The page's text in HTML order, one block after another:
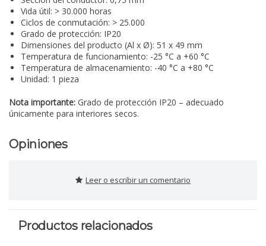
Vida útil: > 30.000 horas
Ciclos de conmutación: > 25.000
Grado de protección: IP20
Dimensiones del producto (Al x Ø): 51 x 49 mm
Temperatura de funcionamiento: -25 °C a +60 °C
Temperatura de almacenamiento: -40 °C a +80 °C
Unidad: 1 pieza
Nota importante: Grado de protección IP20 – adecuado
únicamente para interiores secos.
Opiniones
Leer o escribir un comentario
Productos relacionados